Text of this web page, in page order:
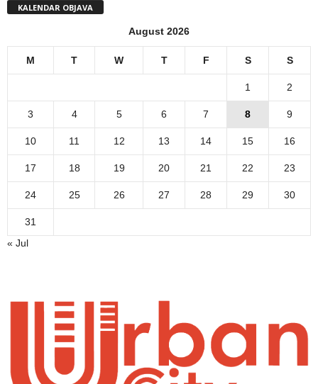
KALENDAR OBJAVA
August 2026
M T W T F S S
1 2
3 4 5 6 7 8 9
10 11 12 13 14 15 16
17 18 19 20 21 22 23
24 25 26 27 28 29 30
31
« Jul